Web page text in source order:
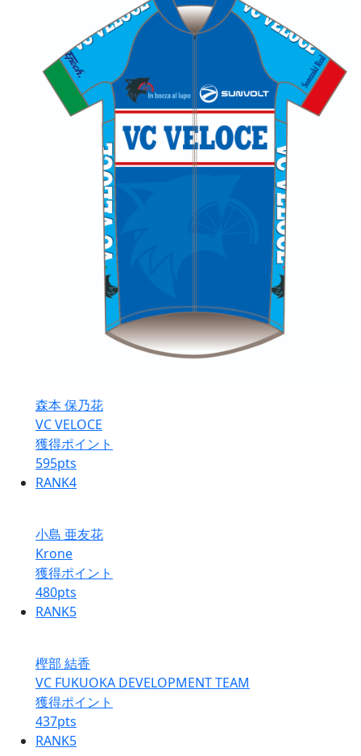
森本 保乃花
VC VELOCE
獲得ポイント
595pts
RANK4
小島 亜友花
Krone
獲得ポイント
480pts
RANK5
樫部 結香
VC FUKUOKA DEVELOPMENT TEAM
獲得ポイント
437pts
RANK5